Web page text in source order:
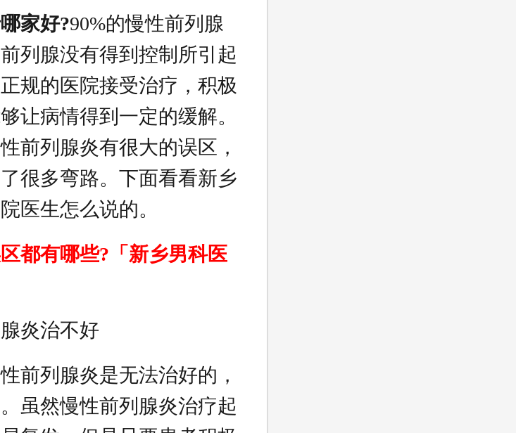
家好?90%的慢性前列腺
列腺没有得到控制所引起
规的医院接受治疗，积极
让病情得到一定的缓解。
前列腺炎有很大的误区，
很多弯路。下面看看新乡
医生怎么说的。
都有哪些?「新乡男科医
炎治不好
前列腺炎是无法治好的，
虽然慢性前列腺炎治疗起